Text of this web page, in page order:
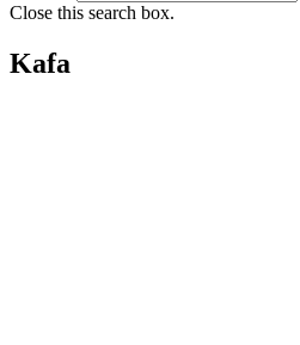
Close this search box.
Kafa